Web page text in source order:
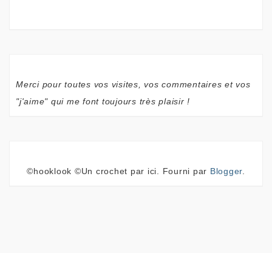
Merci pour toutes vos visites, vos commentaires et vos
"j'aime" qui me font toujours très plaisir !
©hooklook ©Un crochet par ici. Fourni par Blogger.